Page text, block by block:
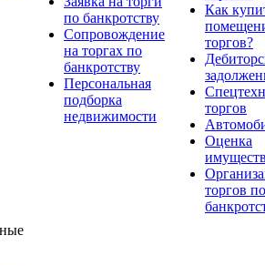
по банкротству
Сопровождение
на торгах по
банкротству
Персональная
подборка
недвижимости
Как
торгов?
торгов
Оценка
торгов по